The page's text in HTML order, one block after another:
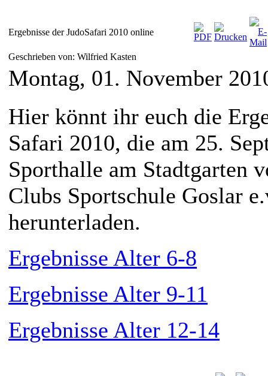
Ergebnisse der JudoSafari 2010 online
Geschrieben von: Wilfried Kasten
Montag, 01. November
Hier könnt ihr euch die
Safari 2010, die am 25.
Sporthalle am Stadtgarten
Clubs Sportschule Goslar
herunterladen.
Ergebnisse Alter 6-8
Ergebnisse Alter 9-11
Ergebnisse Alter 12-14